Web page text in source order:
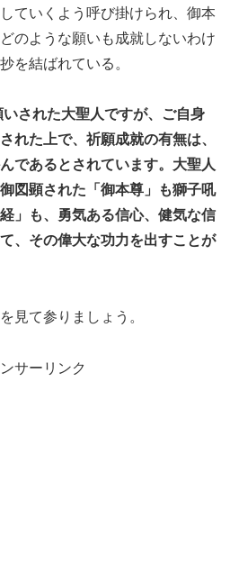
ていくよう呼び掛けられ、御本
のような願いも成就しないわけ
を結ばれている。
された大聖人ですが、ご自身
れた上で、祈願成就の有無は、
であるとされています。大聖人
図顕された「御本尊」も獅子吼
」も、勇気ある信心、健気な信
、その偉大な功力を出すことが
見て参りましょう。
サーリンク